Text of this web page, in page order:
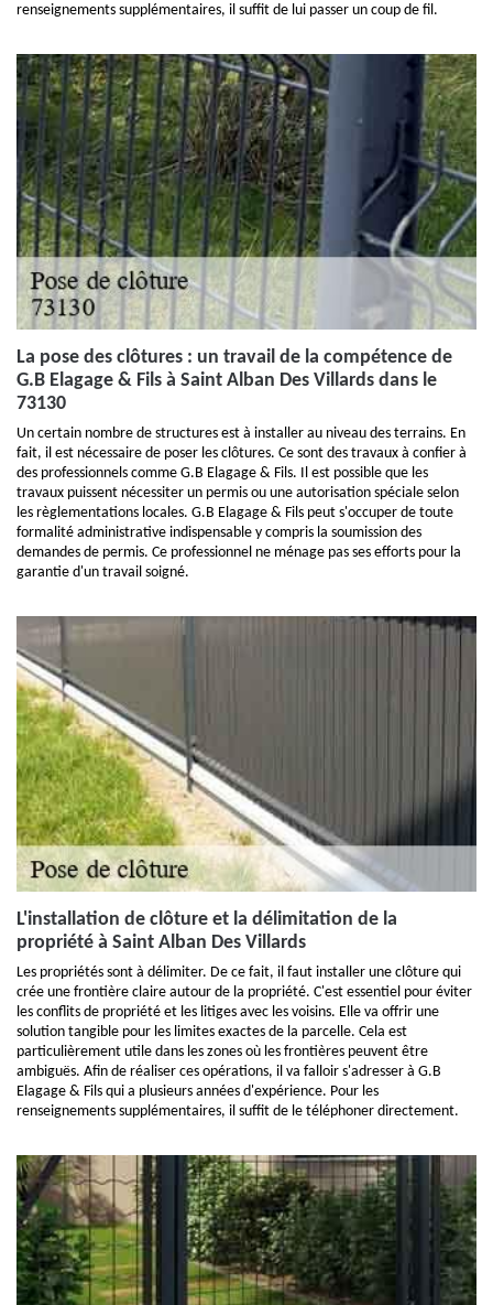
renseignements supplémentaires, il suffit de lui passer un coup de fil.
La pose des clôtures : un travail de la compétence de
G.B Elagage & Fils à Saint Alban Des Villards dans le
73130
Un certain nombre de structures est à installer au niveau des terrains. En
fait, il est nécessaire de poser les clôtures. Ce sont des travaux à confier à
des professionnels comme G.B Elagage & Fils. Il est possible que les
travaux puissent nécessiter un permis ou une autorisation spéciale selon
les règlementations locales. G.B Elagage & Fils peut s'occuper de toute
formalité administrative indispensable y compris la soumission des
demandes de permis. Ce professionnel ne ménage pas ses efforts pour la
garantie d'un travail soigné.
L'installation de clôture et la délimitation de la
propriété à Saint Alban Des Villards
Les propriétés sont à délimiter. De ce fait, il faut installer une clôture qui
crée une frontière claire autour de la propriété. C'est essentiel pour éviter
les conflits de propriété et les litiges avec les voisins. Elle va offrir une
solution tangible pour les limites exactes de la parcelle. Cela est
particulièrement utile dans les zones où les frontières peuvent être
ambiguës. Afin de réaliser ces opérations, il va falloir s'adresser à G.B
Elagage & Fils qui a plusieurs années d'expérience. Pour les
renseignements supplémentaires, il suffit de le téléphoner directement.